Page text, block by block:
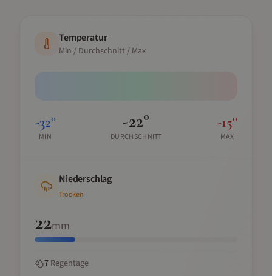
Temperatur
Min / Durchschnitt / Max
-32°
MIN
-22°
DURCHSCHNITT
-15°
MAX
Niederschlag
Trocken
22mm
7 Regentage